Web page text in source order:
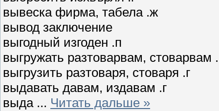
вывеска фирма, табела .ж
вывод заключение
выгодный изгоден .п
выгружать разтоварвам, стоварвам
выгрузить разтоваря, стоваря .г
выдавать давам, издавам .г
выда ... Читать дальше »